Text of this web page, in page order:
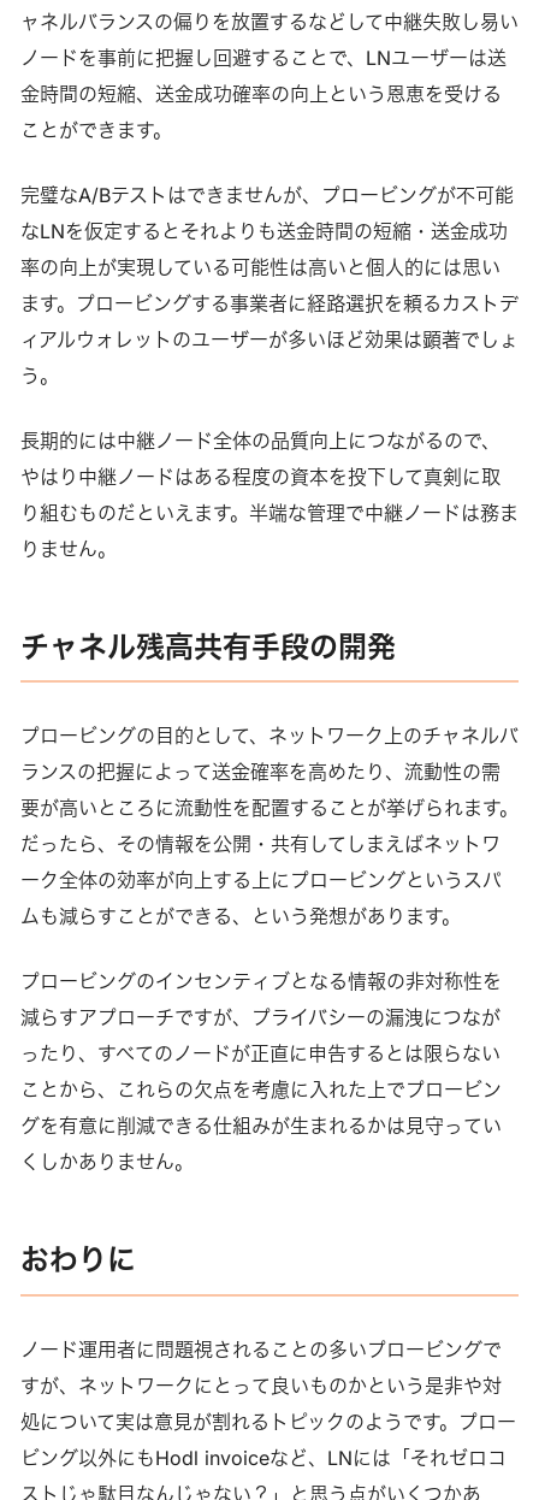
ャネルバランスの偏りを放置するなどして中継失敗し易い
ノードを事前に把握し回避することで、LNユーザーは送
金時間の短縮、送金成功確率の向上という恩恵を受ける
ことができます。
完璧なA/Bテストはできませんが、プロービングが不可能
なLNを仮定するとそれよりも送金時間の短縮・送金成功
率の向上が実現している可能性は高いと個人的には思い
ます。プロービングする事業者に経路選択を頼るカストデ
ィアルウォレットのユーザーが多いほど効果は顕著でしょ
う。
長期的には中継ノード全体の品質向上につながるので、
やはり中継ノードはある程度の資本を投下して真剣に取
り組むものだといえます。半端な管理で中継ノードは務ま
りません。
チャネル残高共有手段の開発
プロービングの目的として、ネットワーク上のチャネルバ
ランスの把握によって送金確率を高めたり、流動性の需
要が高いところに流動性を配置することが挙げられます。
だったら、その情報を公開・共有してしまえばネットワ
ーク全体の効率が向上する上にプロービングというスパ
ムも減らすことができる、という発想があります。
プロービングのインセンティブとなる情報の非対称性を
減らすアプローチですが、プライバシーの漏洩につなが
ったり、すべてのノードが正直に申告するとは限らない
ことから、これらの欠点を考慮に入れた上でプロービン
グを有意に削減できる仕組みが生まれるかは見守ってい
くしかありません。
おわりに
ノード運用者に問題視されることの多いプロービングで
すが、ネットワークにとって良いものかという是非や対
処について実は意見が割れるトピックのようです。プロー
ビング以外にもHodl invoiceなど、LNには「それゼロコ
ストじゃ駄目なんじゃない？」と思う点がいくつかあ